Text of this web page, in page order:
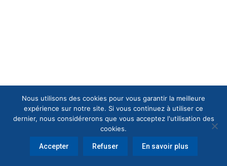
Nous utilisons des cookies pour vous garantir la meilleure
expérience sur notre site. Si vous continuez à utiliser ce
dernier, nous considérerons que vous acceptez l'utilisation des
cookies.
Accepter Refuser En savoir plus